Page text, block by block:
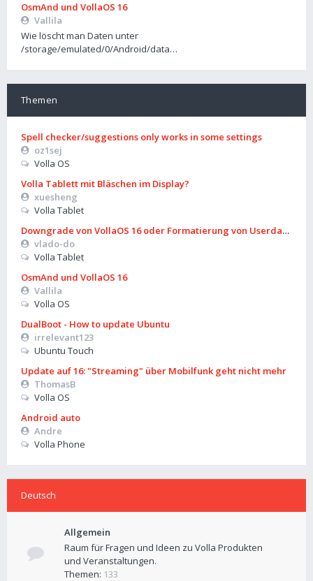
OsmAnd und VollaOS 16
Vallila
Wie löscht man Daten unter
/storage/emulated/0/Android/data…
Themen
Spell checker/suggestions only works in some settings
oz1sej
Volla OS
Volla Tablett mit Bläschen im Display?
xuesheng
Volla Tablet
Downgrade von VollaOS 16 oder Formatierung von Userdata
vlado-do
Volla Tablet
OsmAnd und VollaOS 16
Vallila
Volla OS
DualBoot - How to update Ubuntu
irrelevant123
Ubuntu Touch
Update auf 16: "Streaming" über Mobilfunk geht nicht mehr
ThomasB
Volla OS
Android auto
Andre
Volla Phone
Deutsch
Allgemein
Raum für Fragen und Ideen zu Volla Produkten
und Veranstaltungen.
Themen: 133